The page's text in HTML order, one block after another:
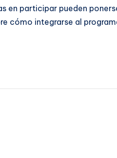
en participar pueden
cómo integrarse al